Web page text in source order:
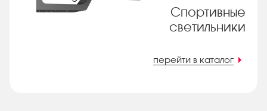
Спортивные
светильники
перейти в каталог